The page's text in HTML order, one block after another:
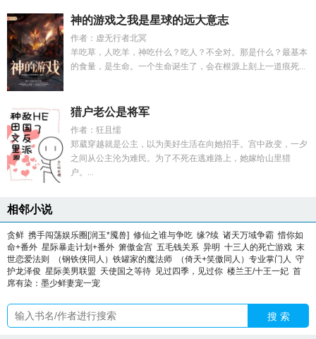
神的游戏之我是星球的远大意志
作者：虚无行者北冥
羊吃草，人吃羊，神吃什么？吃人？不全对。那是什么？最基本
的食量，是生命。一个生命诞生了，会在根源上刻上一道痕死...
猎户老公是将军
作者：狂且懦
郑葳穿越就是公主，以为美好生活在向她招手。宫中政变，一夕
之间从公主沦为难民。为了不死在逃难路上，她嫁给山里猎
户。...
相邻小说
贪鲜 携手闯荡娱乐圈[润玉*魇兽] 修仙之谁与争吃 缘?续 诸天万域争霸 惜你如
命+番外 星际暴走计划+番外 箫傲金宫 五毛钱关系 异明 十三人的死亡游戏 末
世恋爱法则
（钢铁侠同人）铁罐家的魔法师 （倚天+笑傲同人）专业掌门人 守
护龙泽俊 星际美男联盟 天使国之等待 见过四季，见过你 楼兰王/十王一妃 首
席有染：墨少鲜妻宠一宠
搜 索